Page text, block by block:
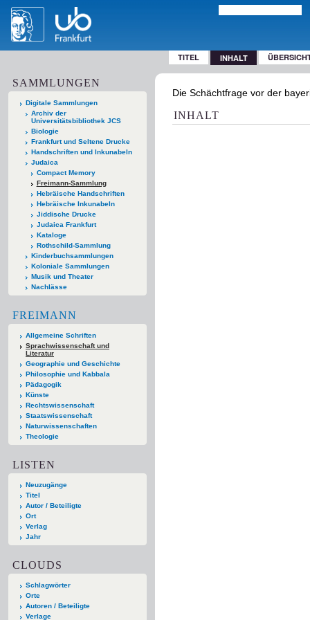
TITEL INHALT
SAMMLUNGEN
Digitale Sammlungen
Archiv der
Universitätsbibliothek JCS
Biologie
Frankfurt und Seltene Drucke
Handschriften und Inkunabeln
Judaica
Compact Memory
Freimann-Sammlung
Hebräische Handschriften
Hebräische Inkunabeln
Jiddische Drucke
Judaica Frankfurt
Kataloge
Rothschild-Sammlung
Kinderbuchsammlungen
Koloniale Sammlungen
Musik und Theater
Nachlässe
FREIMANN
Allgemeine Schriften
Sprachwissenschaft und
Literatur
Geographie und Geschichte
Philosophie und Kabbala
Pädagogik
Künste
Rechtswissenschaft
Staatswissenschaft
Naturwissenschaften
Theologie
LISTEN
Neuzugänge
Titel
Autor / Beteiligte
Ort
Verlag
Jahr
CLOUDS
Schlagwörter
Orte
Autoren / Beteiligte
Verlage
Die Schächtfrage vor der
INHALT